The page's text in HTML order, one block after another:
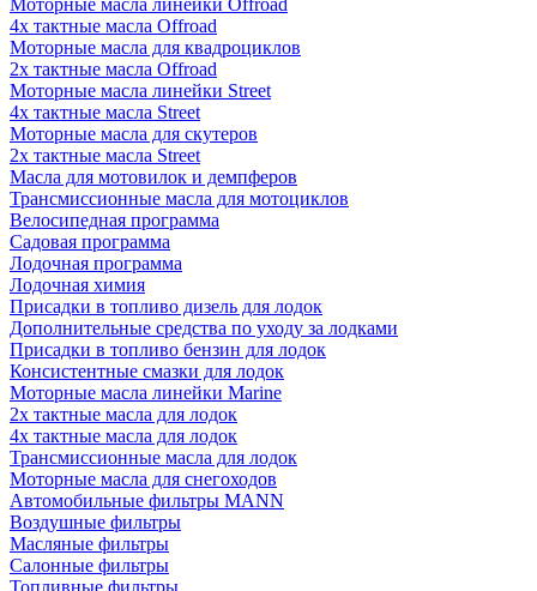
Моторные масла линейки Offroad
4х тактные масла Offroad
Моторные масла для квадроциклов
2х тактные масла Offroad
Моторные масла линейки Street
4х тактные масла Street
Моторные масла для скутеров
2х тактные масла Street
Масла для мотовилок и демпферов
Трансмиссионные масла для мотоциклов
Велосипедная программа
Садовая программа
Лодочная программа
Лодочная химия
Присадки в топливо дизель для лодок
Дополнительные средства по уходу за лодками
Присадки в топливо бензин для лодок
Консистентные смазки для лодок
Моторные масла линейки Marine
2х тактные масла для лодок
4х тактные масла для лодок
Трансмиссионные масла для лодок
Моторные масла для снегоходов
Автомобильные фильтры MANN
Воздушные фильтры
Масляные фильтры
Салонные фильтры
Топливные фильтры